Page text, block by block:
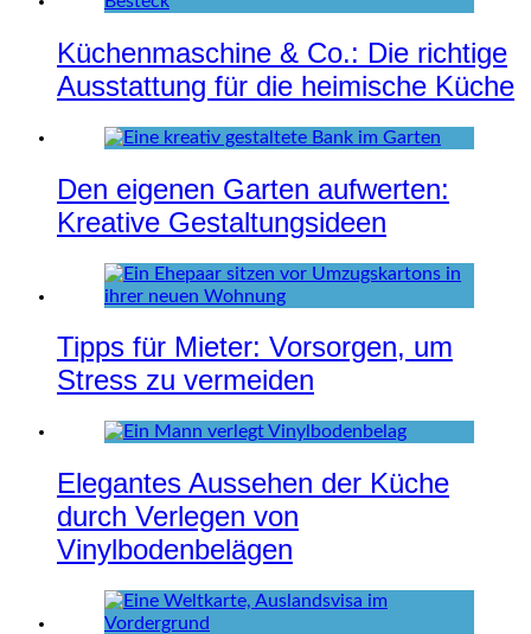
Küchenmaschine & Co.: Die richtige
Ausstattung für die heimische Küche
Den eigenen Garten aufwerten:
Kreative Gestaltungsideen
Tipps für Mieter: Vorsorgen, um
Stress zu vermeiden
Elegantes Aussehen der Küche
durch Verlegen von
Vinylbodenbelägen